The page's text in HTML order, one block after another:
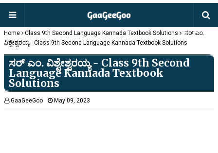
Home Class 9th Second Language Kannada Textbook Solutions
ಸರ್ ಎಂ.
ವಿಶ್ವೇಶ್ವರಯ್ಯ - Class 9th Second Language Kannada Textbook Solutions
ಸರ್ ಎಂ. ವಿಶ್ವೇಶ್ವರಯ್ಯ - Class 9th Second
Language Kannada Textbook
Solutions
GaaGeeGoo May 09, 2023